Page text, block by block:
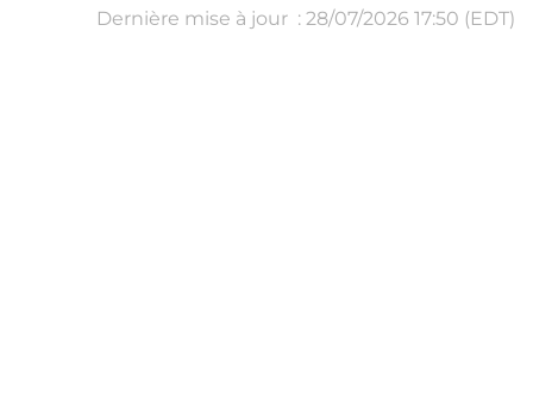
Dernière mise à jour : 28/07/2026 17:50 (EDT)